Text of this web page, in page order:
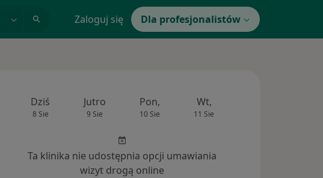
Zaloguj się Dla profesjonalistów
Dziś
8 Sie
Jutro
9 Sie
Pon,
10 Sie
Wt,
11 Sie
Ta klinika nie udostępnia opcji umawiania
wizyt drogą online